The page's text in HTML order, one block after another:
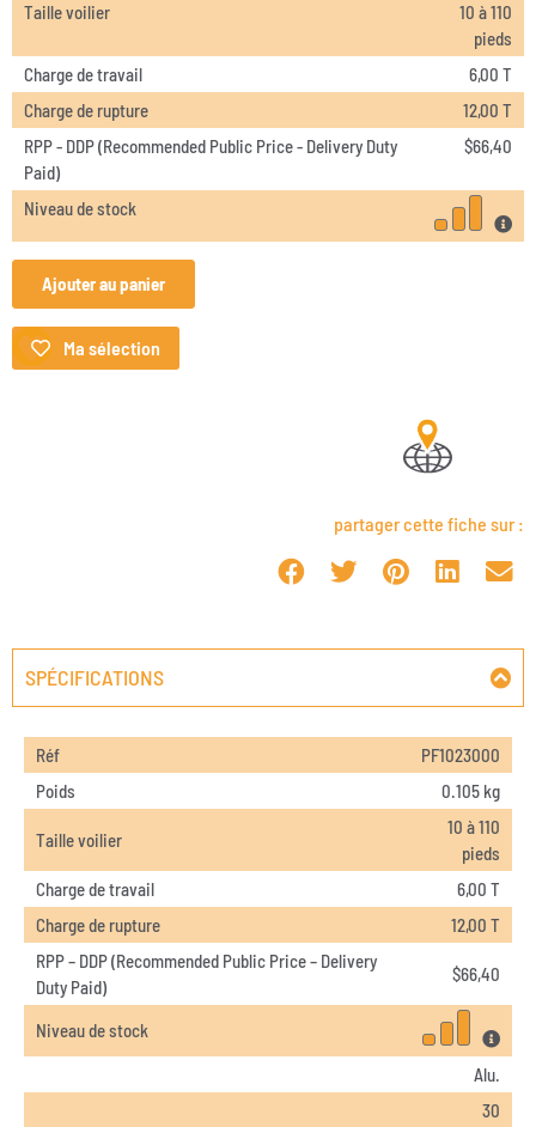
Taille voilier
10 à 110
pieds
Charge de travail
6,00 T
Charge de rupture
12,00 T
RPP - DDP (Recommended Public Price - Delivery Duty
Paid)
$66,40
Niveau de stock
Ajouter au panier
Ma sélection
partager cette fiche sur :
SPÉCIFICATIONS
Réf
PF1023000
Poids
0.105 kg
Taille voilier
10 à 110
pieds
Charge de travail
6,00 T
Charge de rupture
12,00 T
RPP – DDP (Recommended Public Price – Delivery
Duty Paid)
$66,40
Niveau de stock
Alu.
30